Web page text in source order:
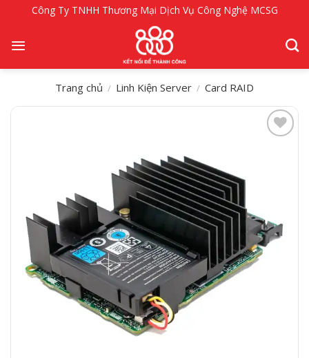
nội
Công Ty TNHH Thương Mại Dịch Vụ Công Nghệ MCSG
Trang chủ / Linh Kiện Server / Card RAID